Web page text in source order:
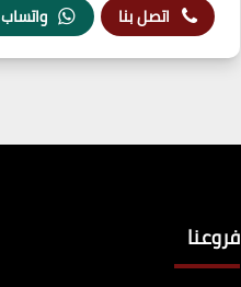
اتصل بنا واتساب
فروعنا